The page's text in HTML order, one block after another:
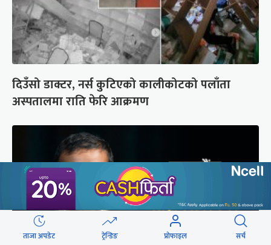
दिउँसो डाक्टर, नर्स कुटिएको कालीकोटको पलाँता
अस्पतालमा राति फेरि आक्रमण
ताजा अपडेट ट्रेन्डिङ प्रोफाइल सर्च